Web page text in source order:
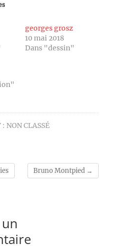
georges grosz
10 mai 2018
Dans "dessin"
: NON CLASSÉ
Bruno Montpied →